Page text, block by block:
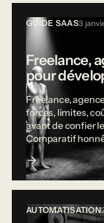
GUIDE SAAS3
Freelance,
pour
Freelance,
forces, limites,
avant de confier
Comparatif
AUTOMATISATION